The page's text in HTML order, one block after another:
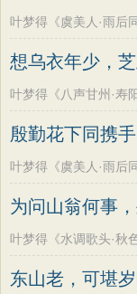
山水
星星
左传
论衡
端午节
韩非子
弟子规
商君书
格言联璧
岳飞
姚
韩偓
高
郑谷
郑
陶渊明
王昌龄
陆龟蒙
吴文英
叶梦得《虞美人·雨后
想乌衣年少，
叶梦得《八声甘州·寿
殷勤花下同携
叶梦得《虞美人·雨后
为问山翁何事
叶梦得《水调歌头·秋
东山老，可堪